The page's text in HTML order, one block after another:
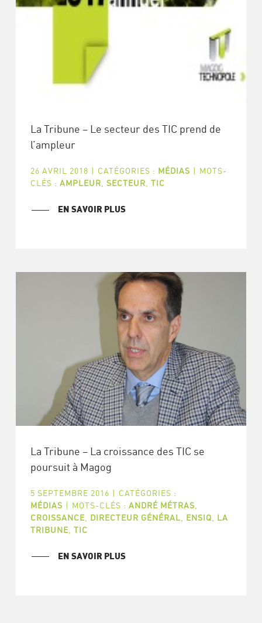
La Tribune – Le secteur des TIC prend de
l’ampleur
26 AVRIL 2018 | CATÉGORIES : MÉDIAS | MOTS-
CLÉS : AMPLEUR SECTEUR TIC
EN SAVOIR PLUS
La Tribune – La croissance des TIC se
poursuit à Magog
5 SEPTEMBRE 2016 | CATÉGORIES :
MÉDIAS | MOTS-CLÉS : ANDRÉ MÉTRAS
CROISSANCE, DIRECTEUR GÉNÉRAL ENSIQ
LA
TRIBUNE, TIC
EN SAVOIR PLUS